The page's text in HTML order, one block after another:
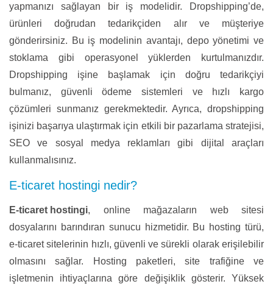
yapmanızı sağlayan bir iş modelidir. Dropshipping’de,
ürünleri doğrudan tedarikçiden alır ve müşteriye
gönderirsiniz. Bu iş modelinin avantajı, depo yönetimi ve
stoklama gibi operasyonel yüklerden kurtulmanızdır.
Dropshipping işine başlamak için doğru tedarikçiyi
bulmanız, güvenli ödeme sistemleri ve hızlı kargo
çözümleri sunmanız gerekmektedir. Ayrıca, dropshipping
işinizi başarıya ulaştırmak için etkili bir pazarlama stratejisi,
SEO ve sosyal medya reklamları gibi dijital araçları
kullanmalısınız.
E-ticaret hostingi nedir?
E-ticaret hostingi, online mağazaların web sitesi
dosyalarını barındıran sunucu hizmetidir. Bu hosting türü,
e-ticaret sitelerinin hızlı, güvenli ve sürekli olarak erişilebilir
olmasını sağlar. Hosting paketleri, site trafiğine ve
işletmenin ihtiyaçlarına göre değişiklik gösterir. Yüksek